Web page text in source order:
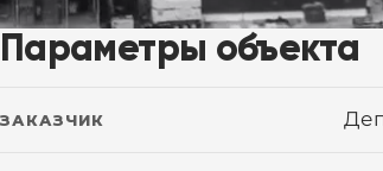
Параметры объекта
ЗАКАЗЧИК